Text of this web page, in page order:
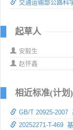
交通运输部公路科
起草人
安毅生
赵怀鑫
相近标准(计划)
GB/T 20925-2007
20252271-T-469